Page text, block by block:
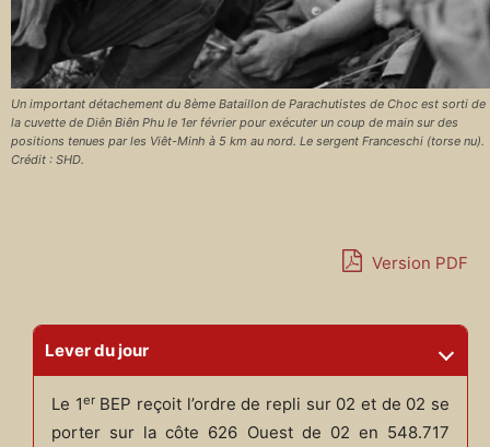
Un important détachement du 8ème Bataillon de Parachutistes de Choc est sorti de
la cuvette de Diên Biên Phu le 1er février pour exécuter un coup de main sur des
positions tenues par les Viêt-Minh à 5 km au nord. Le sergent Franceschi (torse nu).
Crédit : SHD.
Version PDF
Lever du jour
Le 1erBEP reçoit l’ordre de repli sur 02 et de 02 se
porter sur la côte 626 Ouest de 02 en 548.717